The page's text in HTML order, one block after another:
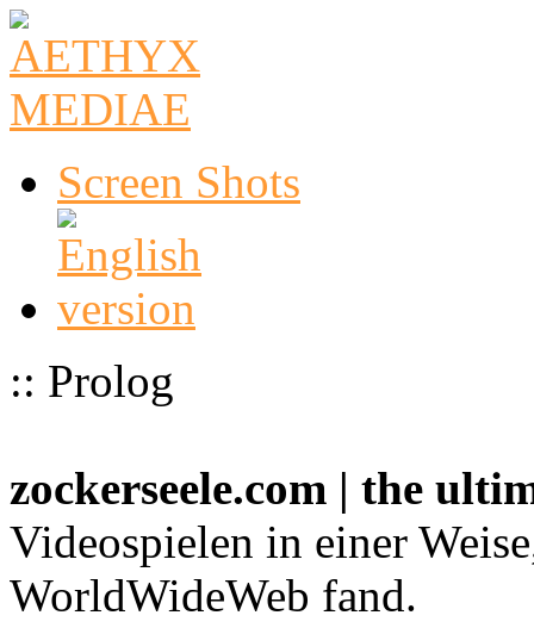
Screen Shots
:: Prolog
zockerseele.com | the
Videospielen in einer
WorldWideWeb fand.